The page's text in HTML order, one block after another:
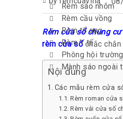
Rèm sáo nhôm
Rèm cầu vồng
Rèm tổ ong
Rèm Y tế
Phông hội trường
Mành sáo ngoài
Rèm cửa sổ chung cư
rèm cửa sổchắc chắn
Nội dung
Các mẫu rèm cửa
Rèm roman cửa
Rèm vải cửa sổ